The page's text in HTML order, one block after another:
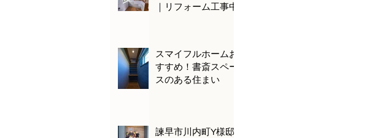
｜リフォーム工事中
スマイフルホームお
すすめ！書斎スペー
スのある住まい
諫早市川内町Y様邸